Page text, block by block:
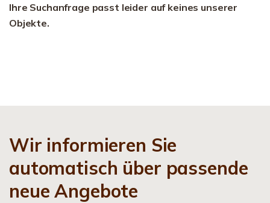
Ihre Suchanfrage passt leider auf keines unserer
Objekte.
Wir informieren Sie
automatisch über passende
neue Angebote